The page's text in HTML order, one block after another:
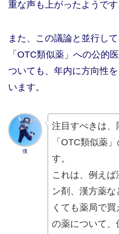
重な声も上がったようです
また、この議論と並行し
「OTC類似薬」への公的
ついても、年内に方向性
います。
僕
注目すべきは、
「OTC類似薬
す。
これは、例えば
ン剤、漢方薬
くても薬局で
の薬について、